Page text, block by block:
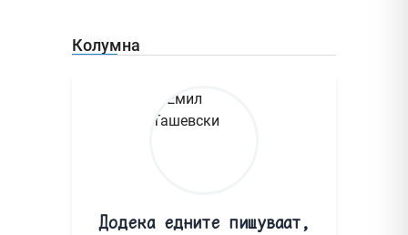
Колумна
Додека едните пишуваат,